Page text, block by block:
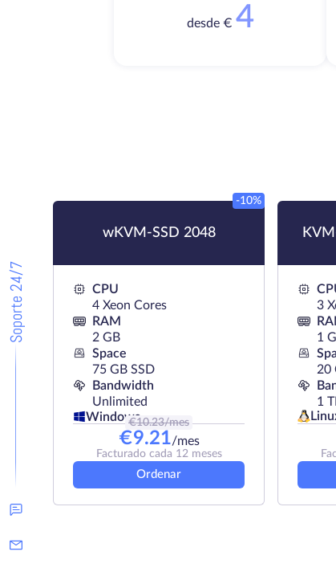
Soporte 24/7
desde € 4
wKVM-SSD 2048
-10%
CPU
4 Xeon Cores
RAM
2 GB
Space
75 GB SSD
Bandwidth
Unlimited
Windows
€10.23/mes
€9.21/mes
Facturado cada 12 meses
Ordenar
3
1
20
1